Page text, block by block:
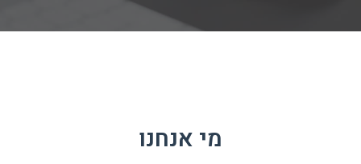
מי אנחנו